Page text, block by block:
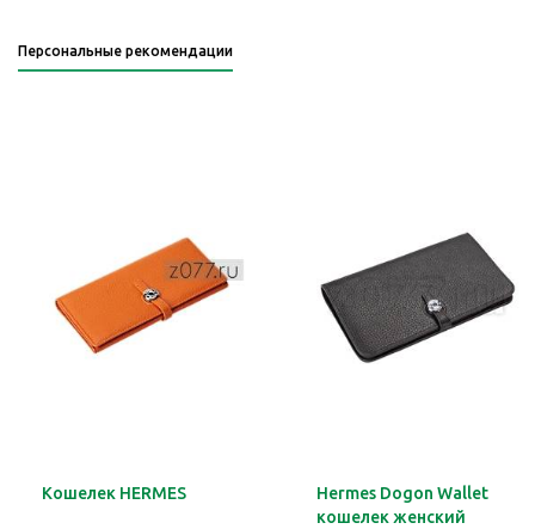
Персональные рекомендации
Кошелек HERMES
Hermes Dogon Wallet
кошелек женский